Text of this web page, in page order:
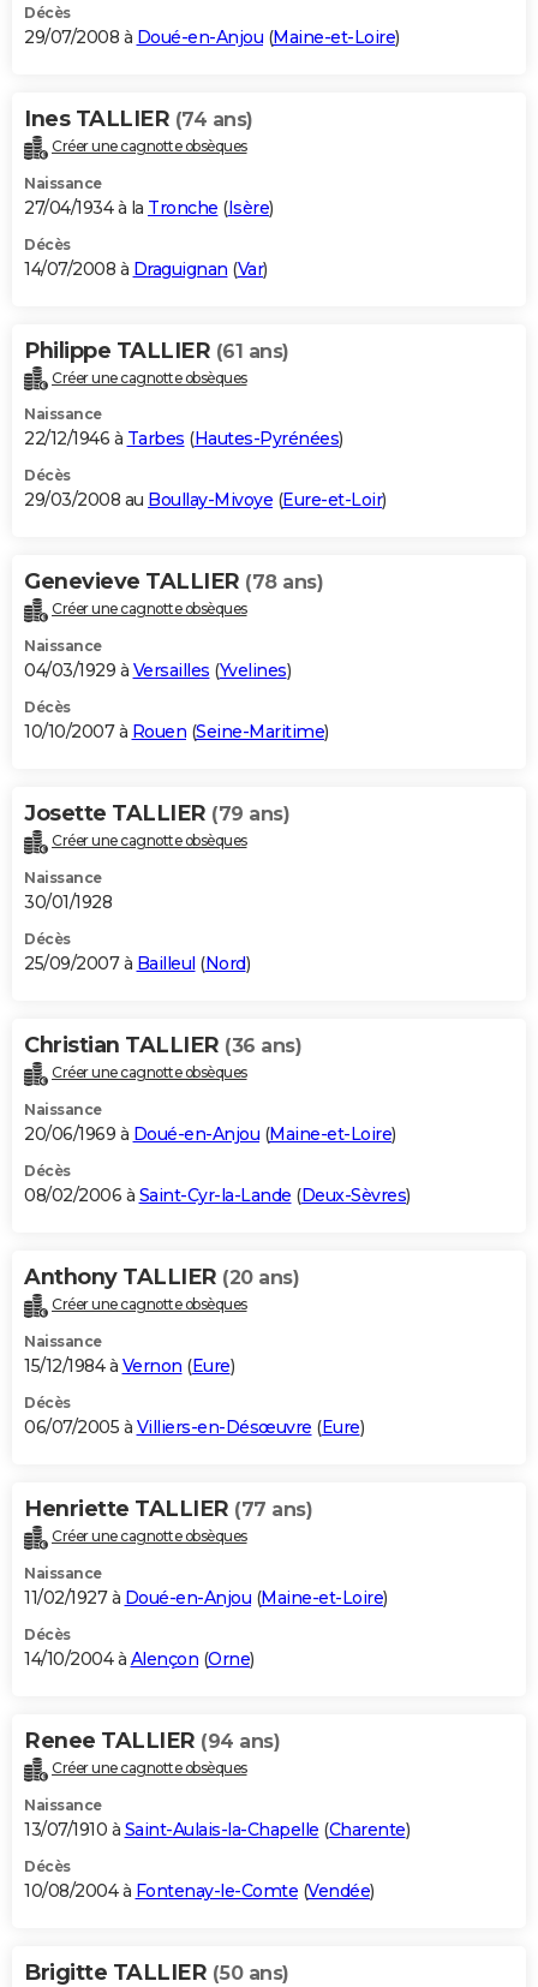
Décès
29/07/2008 à Doué-en-Anjou (Maine-et-Loire)
Ines TALLIER (74 ans)
Créer une cagnotte obsèques
Naissance
27/04/1934 à la Tronche (Isère)
Décès
14/07/2008 à Draguignan (Var)
Philippe TALLIER (61 ans)
Créer une cagnotte obsèques
Naissance
22/12/1946 à Tarbes (Hautes-Pyrénées)
Décès
29/03/2008 au Boullay-Mivoye (Eure-et-Loir)
Genevieve TALLIER (78 ans)
Créer une cagnotte obsèques
Naissance
04/03/1929 à Versailles (Yvelines)
Décès
10/10/2007 à Rouen (Seine-Maritime)
Josette TALLIER (79 ans)
Créer une cagnotte obsèques
Naissance
30/01/1928
Décès
25/09/2007 à Bailleul (Nord)
Christian TALLIER (36 ans)
Créer une cagnotte obsèques
Naissance
20/06/1969 à Doué-en-Anjou (Maine-et-Loire)
Décès
08/02/2006 à Saint-Cyr-la-Lande (Deux-Sèvres)
Anthony TALLIER (20 ans)
Créer une cagnotte obsèques
Naissance
15/12/1984 à Vernon (Eure)
Décès
06/07/2005 à Villiers-en-Désœuvre (Eure)
Henriette TALLIER (77 ans)
Créer une cagnotte obsèques
Naissance
11/02/1927 à Doué-en-Anjou (Maine-et-Loire)
Décès
14/10/2004 à Alençon (Orne)
Renee TALLIER (94 ans)
Créer une cagnotte obsèques
Naissance
13/07/1910 à Saint-Aulais-la-Chapelle (Charente)
Décès
10/08/2004 à Fontenay-le-Comte (Vendée)
Brigitte TALLIER (50 ans)